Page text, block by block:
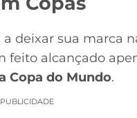
deixar sua marca
feito alcançado
Copa do Mundo.
PUBLICIDADE